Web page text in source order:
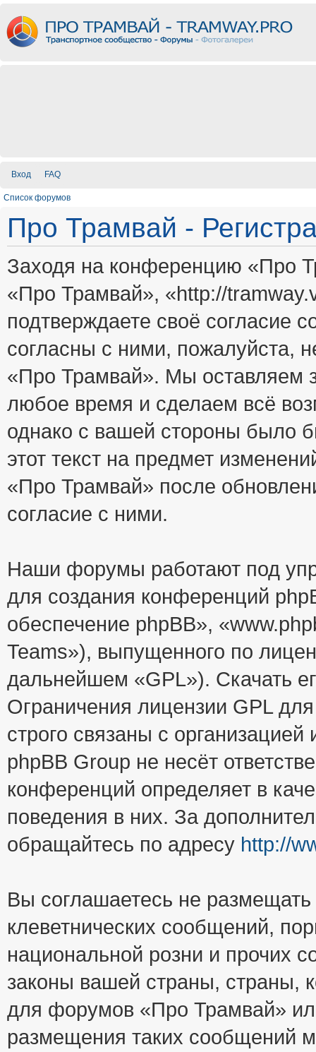
Вход FAQ
Список форумов
Про Трамвай -
Заходя на конференцию «Про
«Про Трамвай», «http://
подтверждаете своё
согласны с ними, пожалуйста,
«Про Трамвай». Мы оставляем
любое время и сделаем всё
однако с вашей стороны было
этот текст на предмет
«Про Трамвай» после
согласие с ними.
Наши форумы работают под
для создания конференций
обеспечение phpBB»,
Teams»), выпущенного по
дальнейшем «GPL»). Скачать
Ограничения лицензии GPL
строго связаны с
phpBB Group не несёт
конференций определяет в
поведения в них. За
обращайтесь по адресу http://
Вы соглашаетесь не
клеветнических сообщений,
национальной розни и прочих
законы вашей страны, страны,
для форумов «Про Трамвай»
размещения таких сообщений